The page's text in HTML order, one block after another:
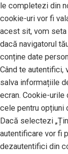
le completezi din
cookie-uri vor fi
acest sit, vom seta
dacă navigatorul
conține date
Când te autentifici,
salva informațiile
ecran. Cookie-
cele pentru opțiuni
Dacă selectezi
autentificare vor fi
dezautentifici din